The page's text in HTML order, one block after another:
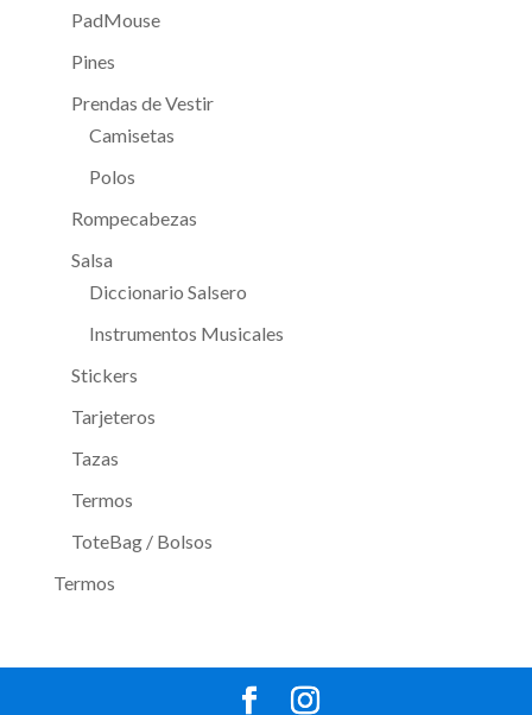
PadMouse
Pines
Prendas de Vestir
Camisetas
Polos
Rompecabezas
Salsa
Diccionario Salsero
Instrumentos Musicales
Stickers
Tarjeteros
Tazas
Termos
ToteBag / Bolsos
Termos